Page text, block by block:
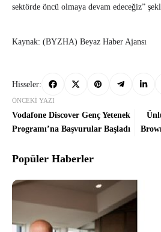
sektörde öncü olmaya devam edeceğiz”
Kaynak: (BYZHA) Beyaz Haber Ajansı
Hisseler:
ÖNCEKI YAZI
Vodafone Discover Genç Yetenek
Programı’na Başvurular Başladı
Popüler Haberler